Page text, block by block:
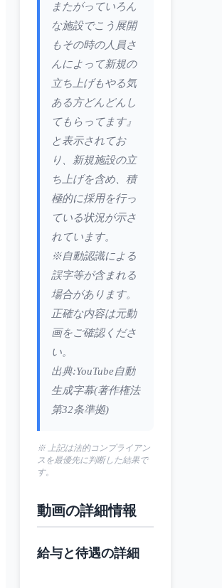
またがっていろん
な施設でこう展開
もその時の人員さ
んによって新規の
立ち上げもやる気
ある方どんどんし
てもらってます』
と表示されてお
り、新規施設の立
ち上げを含め、積
極的に採用を行っ
ている状況が示さ
れています。
※自動認識による
誤字等が含まれる
場合があります。
正確な内容は元動
画をご確認くださ
い。
出典:YouTube自動
生成字幕(著作権法
第32条準拠)
※ 上記は法的コンプライアン
スを最優先に判断した結果で
す。
動画の詳細情報
給与と待遇の詳細